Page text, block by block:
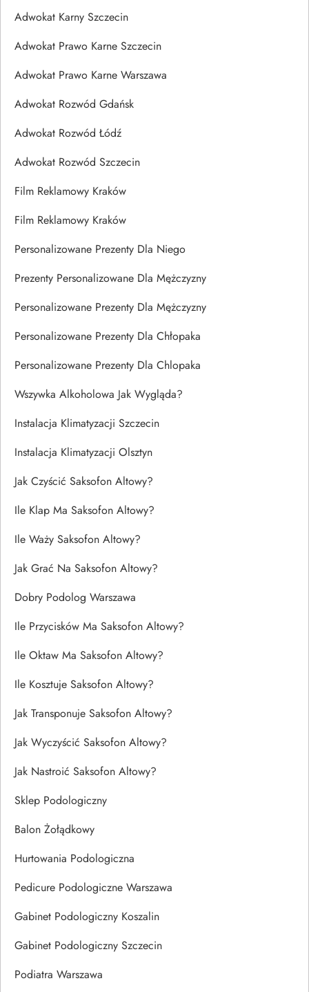
Adwokat Karny Szczecin
Adwokat Prawo Karne Szczecin
Adwokat Prawo Karne Warszawa
Adwokat Rozwód Gdańsk
Adwokat Rozwód Łódź
Adwokat Rozwód Szczecin
Film Reklamowy Kraków
Film Reklamowy Kraków
Personalizowane Prezenty Dla Niego
Prezenty Personalizowane Dla Mężczyzny
Personalizowane Prezenty Dla Mężczyzny
Personalizowane Prezenty Dla Chłopaka
Personalizowane Prezenty Dla Chlopaka
Wszywka Alkoholowa Jak Wygląda?
Instalacja Klimatyzacji Szczecin
Instalacja Klimatyzacji Olsztyn
Jak Czyścić Saksofon Altowy?
Ile Klap Ma Saksofon Altowy?
Ile Waży Saksofon Altowy?
Jak Grać Na Saksofon Altowy?
Dobry Podolog Warszawa
Ile Przycisków Ma Saksofon Altowy?
Ile Oktaw Ma Saksofon Altowy?
Ile Kosztuje Saksofon Altowy?
Jak Transponuje Saksofon Altowy?
Jak Wyczyścić Saksofon Altowy?
Jak Nastroić Saksofon Altowy?
Sklep Podologiczny
Balon Żołądkowy
Hurtowania Podologiczna
Pedicure Podologiczne Warszawa
Gabinet Podologiczny Koszalin
Gabinet Podologiczny Szczecin
Podiatra Warszawa